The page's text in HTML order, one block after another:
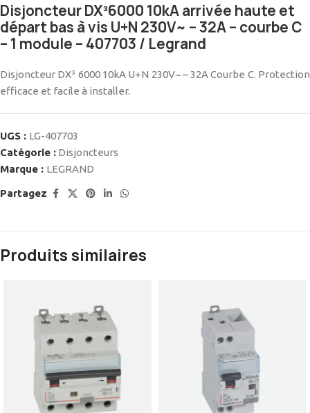
Disjoncteur DX³6000 10kA arrivée haute et
départ bas à vis U+N 230V~ – 32A – courbe C
– 1 module – 407703 / Legrand
Disjoncteur DX³ 6000 10kA U+N 230V~ – 32A Courbe C. Protection
efficace et facile à installer.
UGS : LG-407703
Catégorie : Disjoncteurs
Marque : LEGRAND
Partagez
Produits similaires